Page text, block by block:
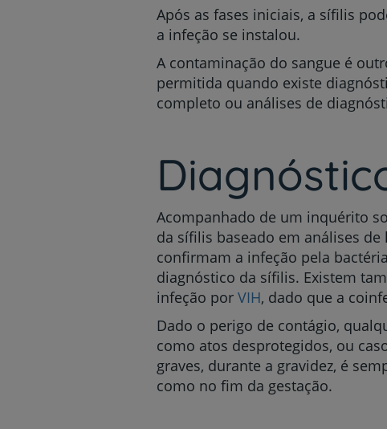
Após as fases iniciais, a sífilis
a infeção se instalou.
A contaminação do sangue é
permitida quando existe
completo ou análises de
Acompanhado de um inquérito
da sífilis baseado em análises
confirmam a infeção pela bactéria
diagnóstico da sífilis. Existem
infeção por VIH, dado que a
Dado o perigo de contágio,
como atos desprotegidos, ou
graves, durante a gravidez, é
como no fim da gestação.